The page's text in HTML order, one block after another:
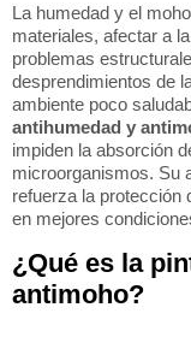
La humedad y el
materiales, afectar a
problemas
desprendimientos de
ambiente poco
antihumedad y
impiden la absorción
microorganismos. Su
refuerza la protección
en mejores
¿Qué es la
antimoho?